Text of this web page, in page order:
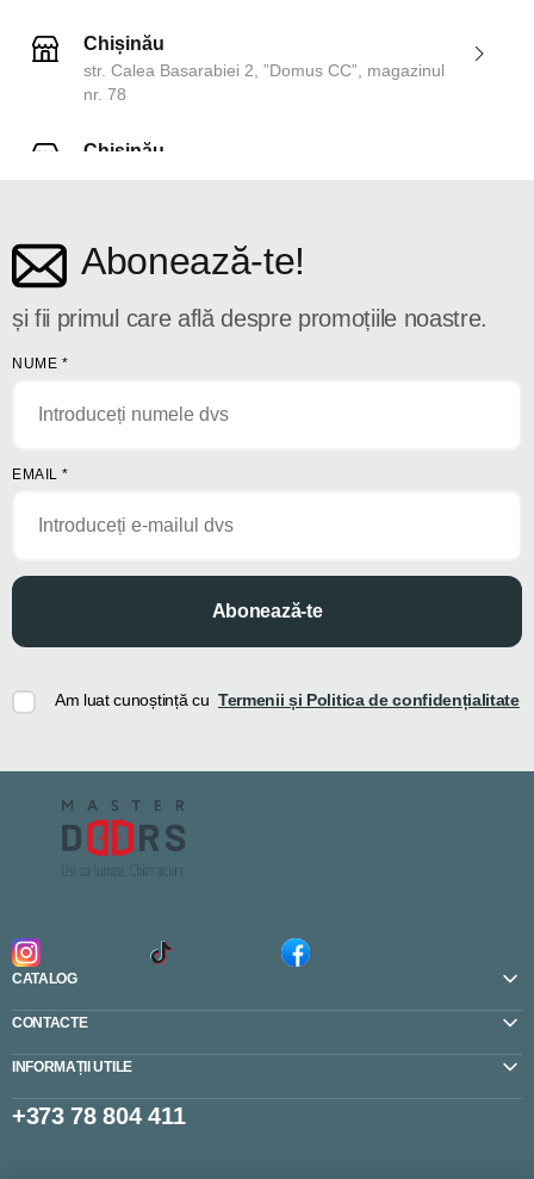
Chișinău
str. Calea Basarabiei 2, ”Domus CC”, magazinul
nr. 78
Chișinău
Abonează-te!
și fii primul care află despre promoțiile noastre.
NUME *
EMAIL *
Abonează-te
Am luat cunoștință cu Termenii și Politica de confidențialitate
CATALOG
CONTACTE
INFORMAȚII UTILE
+373 78 804 411